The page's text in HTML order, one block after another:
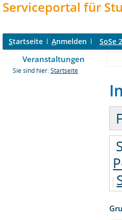
Serviceportal für
Startseite Anmelden SoSe
Veranstaltungen
Sie sind hier: Startseite